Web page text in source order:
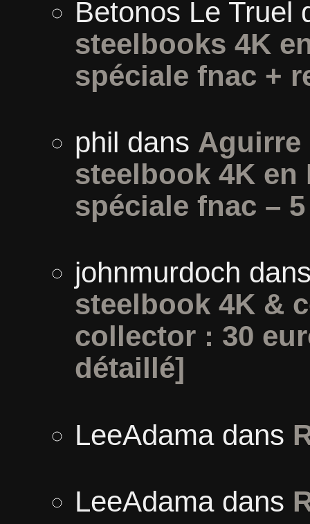
Betonos Le Truel
steelbooks 4K
spéciale fnac +
phil dans Aguirre
steelbook 4K
spéciale fnac –
johnmurdoch
steelbook 4K &
collector : 30
détaillé]
LeeAdamadans
LeeAdamadans